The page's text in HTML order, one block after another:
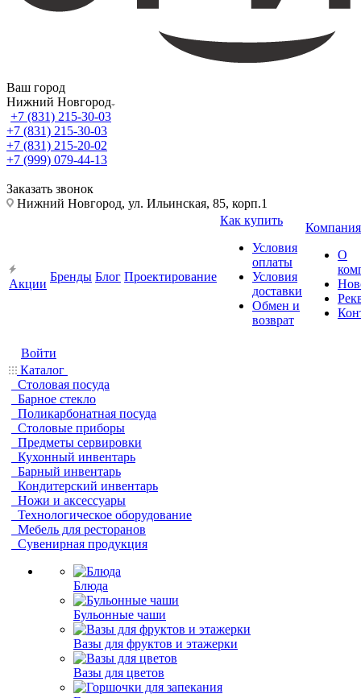
Ваш город
Нижний Новгород
+7 (831) 215-30-03
+7 (831) 215-30-03
+7 (831) 215-20-02
+7 (999) 079-44-13
Заказать звонок
Нижний Новгород, ул. Ильинская, 85, корп.1
Акции
Бренды Блог Проектирование
Как купить
Условия
оплаты
Условия
доставки
Обмен и
возврат
Компания
О
Войти
Каталог
Столовая посуда
Барное стекло
Поликарбонатная посуда
Столовые приборы
Предметы сервировки
Кухонный инвентарь
Барный инвентарь
Кондитерский инвентарь
Ножи и аксессуары
Технологическое оборудование
Мебель для ресторанов
Сувенирная продукция
Блюда
Бульонные чаши
Вазы для фруктов и этажерки
Вазы для цветов